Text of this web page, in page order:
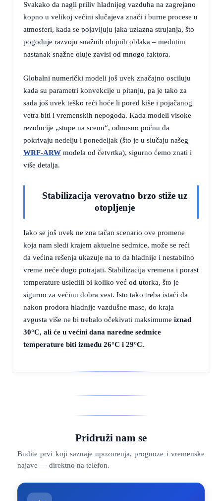
Svakako da nagli priliv hladnijeg vazduha na zagrejano
kopno u velikoj većini slučajeva znači i burne procese u
atmosferi, kada se pojavljuju jaka uzlazna strujanja, što
pogoduje razvoju snažnih olujnih oblaka – međutim
nastanak snažne oluje zavisi od mnogo faktora.
Globalni numerički modeli još uvek značajno osciluju
kada su parametri konvekcije u pitanju, pa je tako za
sada još uvek teško reći hoće li pored kiše i pojačanog
vetra biti i vremenskih nepogoda. Kada modeli visoke
rezolucije „stupe na scenu“, odnosno počnu da
pokrivaju nedelju i ponedeljak (što je u slučaju našeg
WRF-ARWmodela od četvrtka), sigurno ćemo znati i
više detalja.
Stabilizacija verovatno brzo stiže uz
otopljenje
Iako se još uvek ne zna tačan scenario ove promene
koja nam sledi krajem aktuelne sedmice, može se reći
da većina rešenja ukazuje na to da hladnije i nestabilno
vreme neće dugo potrajati. Stabilizacija vremena i porast
temperature usledili bi koliko već od utorka, što je
sigurno za većinu dobra vest. Isto tako treba istaći da
nakon prodora hladnije vazdušne mase, do kraja
avgusta više ne bi trebalo očekivati maksimume iznad
30°C, ali će u većini dana naredne sedmice
temperature biti između 26°C i 29°C.
Pridruži nam se
Budite prvi koji saznaje upozorenja, prognoze i vremenske
najave — direktno na telefon.